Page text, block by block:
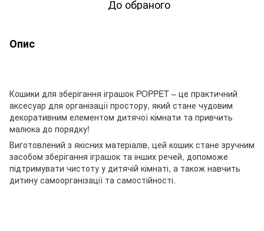
До обраного
Опис
Кошики для зберігання іграшок POPPET – це практичний
аксесуар для організації простору, який стане чудовим
декоративним елементом дитячої кімнати та привчить
малюка до порядку!
Виготовлений з якісних матеріалів, цей кошик стане зручним
засобом зберігання іграшок та інших речей, допоможе
підтримувати чистоту у дитячій кімнаті, а також навчить
дитину самоорганізації та самостійності.